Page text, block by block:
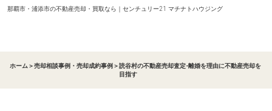
那覇市・浦添市の不動産売却・買取なら｜センチュリー21 マチナトハウジング
ホーム ＞売却相談事例・売却成約事例 ＞読谷村の不動産売却査定-離婚を理由に不動産売却を
目指す